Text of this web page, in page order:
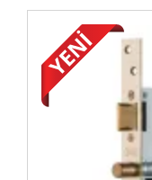
seçenekleriyle
kullanıma uygun
değil de düz olarak
konusu düz sürgüye
özelliği olan modeller
da sürgü
modelleri de vardır.